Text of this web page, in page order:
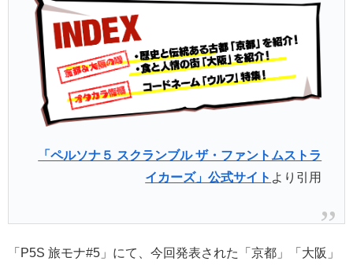
「ペルソナ５ スクランブル ザ・ファントムストラ
イカーズ」公式サイト より引用
「P5S 旅モナ#5」にて、今回発表された「京都」「大阪」